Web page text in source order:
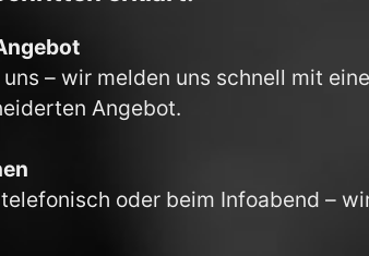
– wir melden uns schnell mit
Angebot.
oder beim Infoabend –